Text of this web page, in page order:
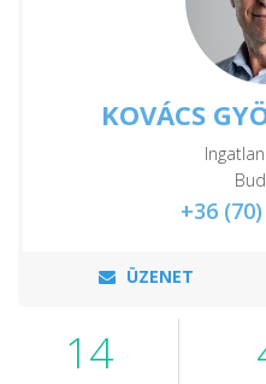
KOVÁCS
+36
ÜZENET
14